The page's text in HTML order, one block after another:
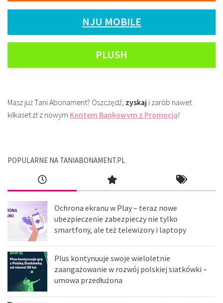
NJU MOBILE
PLUSH
Masz już Tani Abonament? Oszczędź, zyskaj i zarób nawet
kilkaset zł z nowym Kontem Bankowym z Promocją!
POPULARNE NA TANIABONAMENT.PL
Ochrona ekranu w Play – teraz nowe
ubezpieczenie zabezpieczy nie tylko
smartfony, ale też telewizory i laptopy
Plus kontynuuje swoje wieloletnie
zaangażowanie w rozwój polskiej siatkówki –
umowa przedłużona